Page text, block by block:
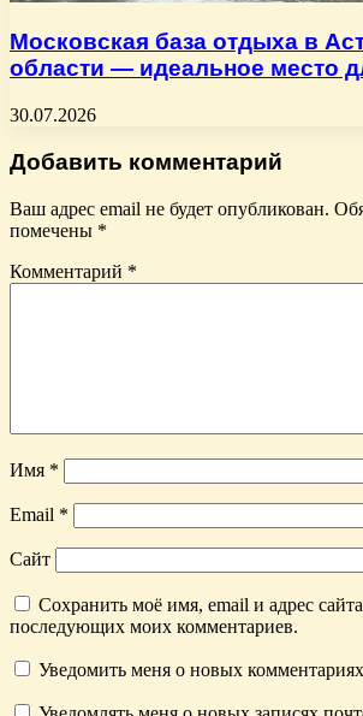
Московская база отдыха в
области — идеальное место
30.07.2026
Добавить комментарий
Ваш адрес email не будет опубликован.
помечены *
Комментарий *
Имя *
Email *
Сайт
Сохранить моё имя, email и адрес
последующих моих комментариев.
Уведомить меня о новых